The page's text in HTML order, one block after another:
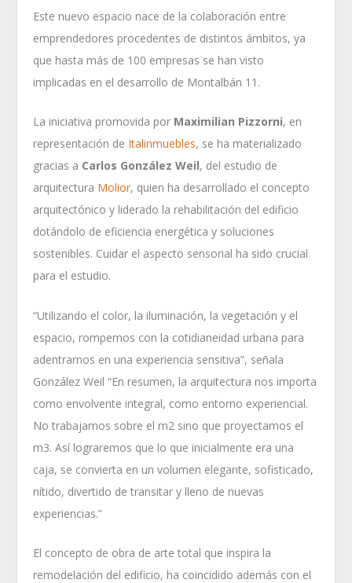
Este nuevo espacio nace de la colaboración entre
emprendedores procedentes de distintos ámbitos, ya
que hasta más de 100 empresas se han visto
implicadas en el desarrollo de Montalbán 11.
La iniciativa promovida por Maximilian Pizzorni, en
representación de Italinmuebles, se ha materializado
gracias a Carlos González Weil, del estudio de
arquitectura Molior, quien ha desarrollado el concepto
arquitectónico y liderado la rehabilitación del edificio
dotándolo de eficiencia energética y soluciones
sostenibles. Cuidar el aspecto sensorial ha sido crucial
para el estudio.
“Utilizando el color, la iluminación, la vegetación y el
espacio, rompemos con la cotidianeidad urbana para
adentrarnos en una experiencia sensitiva”, señala
González Weil “En resumen, la arquitectura nos importa
como envolvente integral, como entorno experiencial.
No trabajamos sobre el m2 sino que proyectamos el
m3. Así lograremos que lo que inicialmente era una
caja, se convierta en un volumen elegante, sofisticado,
nítido, divertido de transitar y lleno de nuevas
experiencias.”
El concepto de obra de arte total que inspira la
remodelación del edificio, ha coincidido además con el